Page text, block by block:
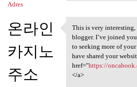
Adres
온라인
카지노
주소
This is very
This is very
blogger. I’ve joined
to seeking more of
have shared your
href="https://
</a>